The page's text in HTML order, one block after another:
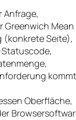
Anfrage,
Mean
(konkrete Seite),
Oberfläche,